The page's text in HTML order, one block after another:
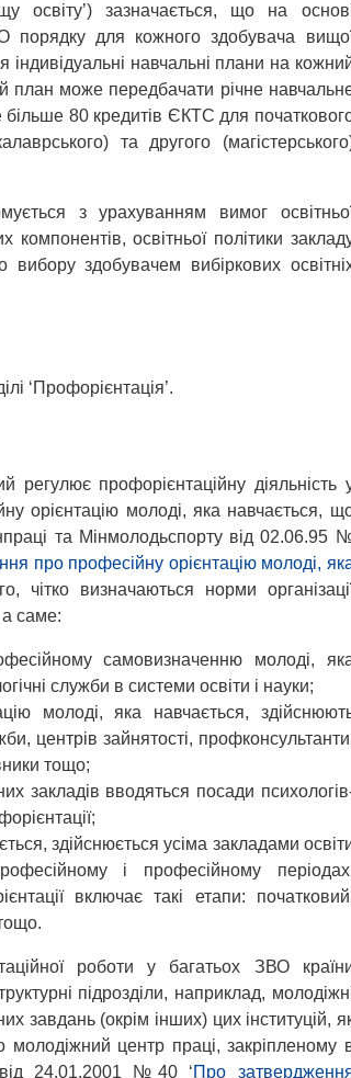
освіту’) зазначається, що на
порядку для кожного здобувача
навчальні плани на
план може передбачати річне
80 кредитів ЄКТС для
та другого
з урахуванням вимог
освітньої політики
вибору здобувачем вибіркових
‘Профорієнтація’.
профорієнтаційну діяльність
орієнтацію молоді, яка навчається,
та Мінмолодьспорту від 02.06.95
про професійну орієнтацію молоді,
чітко визначаються норми
а саме:
самовизначенню молоді,
служби в системи освіти і науки;
молоді, яка навчається,
центрів зайнятості,
тощо;
закладів вводяться посади
здійснюється усіма закладами
і професійному
включає такі етапи:
роботи у багатьох ЗВО
підрозділи, наприклад,
завдань (окрім інших) цих інституцій,
центр праці, закріпленому
від 24.01.2001 №40 ‘Про